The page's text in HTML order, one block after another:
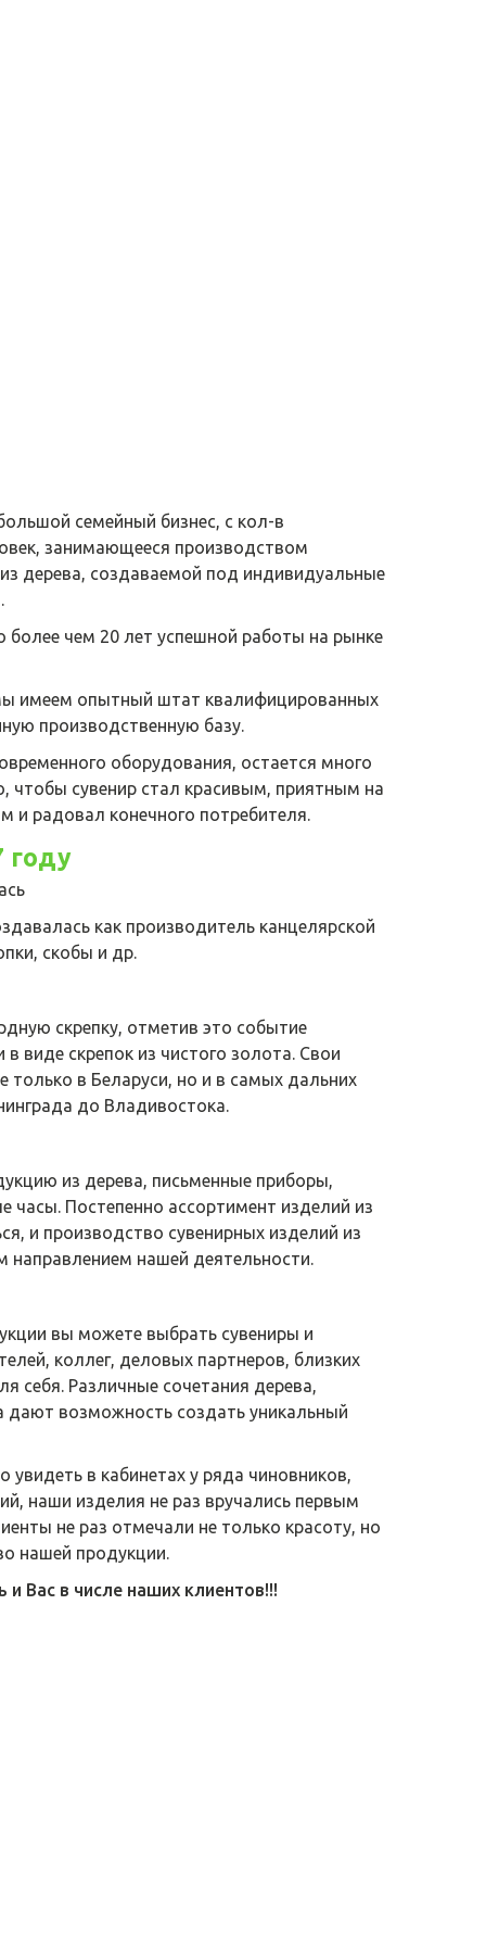
семейный бизнес, с кол-в
занимающееся производством
дерева, создаваемой под индивидуальные
более чем 20 лет успешной работы на рынке
имеем опытный штат квалифицированных
производственную базу.
оборудования, остается много
чтобы сувенир стал красивым, приятным на
и радовал конечного потребителя.
году
как производитель канцелярской
скобы и др.
скрепку, отметив это событие
виде скрепок из чистого золота. Свои
только в Беларуси, но и в самых дальних
до Владивостока.
из дерева, письменные приборы,
часы. Постепенно ассортимент изделий из
и производство сувенирных изделий из
направлением нашей деятельности.
вы можете выбрать сувениры и
коллег, деловых партнеров, близких
себя. Различные сочетания дерева,
дают возможность создать уникальный
в кабинетах у ряда чиновников,
наши изделия не раз вручались первым
не раз отмечали не только красоту, но
нашей продукции.
Вас в числе наших клиентов!!!